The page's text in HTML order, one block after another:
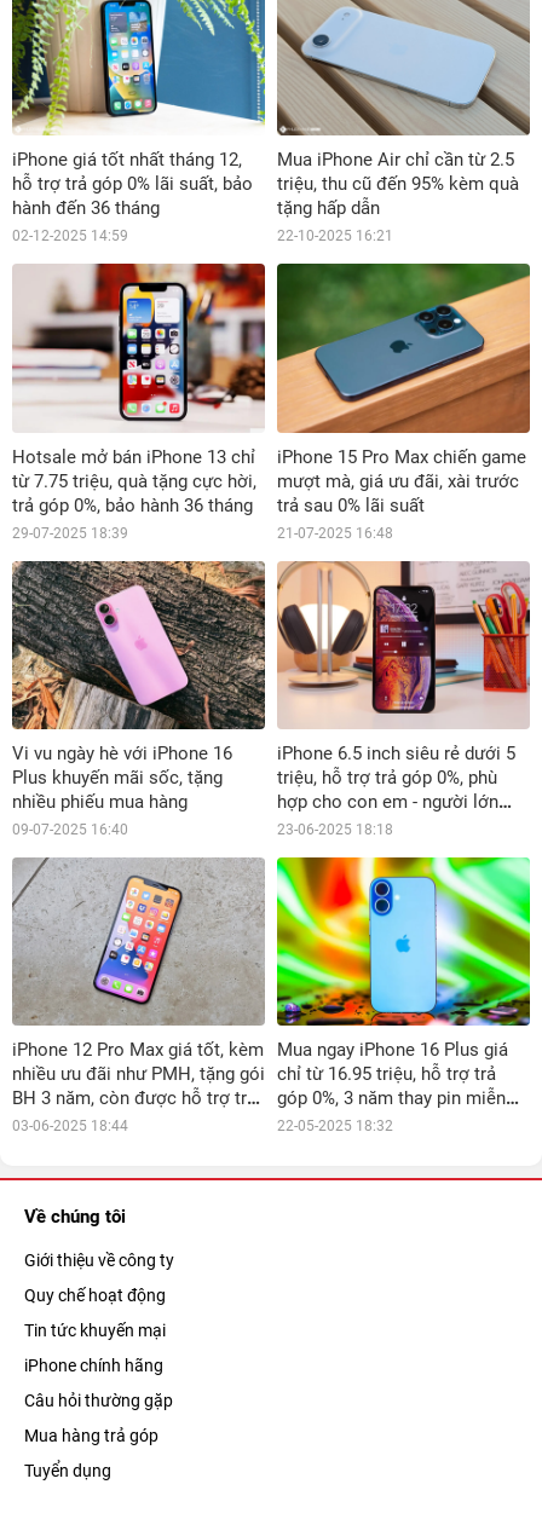
iPhone giá tốt nhất tháng 12,
hỗ trợ trả góp 0% lãi suất, bảo
hành đến 36 tháng
02-12-2025 14:59
Mua iPhone Air chỉ cần từ 2.5
triệu, thu cũ đến 95% kèm quà
tặng hấp dẫn
22-10-2025 16:21
Hotsale mở bán iPhone 13 chỉ
từ 7.75 triệu, quà tặng cực hời,
trả góp 0%, bảo hành 36 tháng
29-07-2025 18:39
iPhone 15 Pro Max chiến game
mượt mà, giá ưu đãi, xài trước
trả sau 0% lãi suất
21-07-2025 16:48
Vi vu ngày hè với iPhone 16
Plus khuyến mãi sốc, tặng
nhiều phiếu mua hàng
09-07-2025 16:40
iPhone 6.5 inch siêu rẻ dưới 5
triệu, hỗ trợ trả góp 0%, phù
hợp cho con em - người lớn
tuổi
23-06-2025 18:18
iPhone 12 Pro Max giá tốt, kèm
nhiều ưu đãi như PMH, tặng gói
BH 3 năm, còn được hỗ trợ trả
góp 0%
03-06-2025 18:44
Mua ngay iPhone 16 Plus giá
chỉ từ 16.95 triệu, hỗ trợ trả
góp 0%, 3 năm thay pin miễn
phí
22-05-2025 18:32
Về chúng tôi
Giới thiệu về công ty
Quy chế hoạt động
Tin tức khuyến mại
iPhone chính hãng
Câu hỏi thường gặp
Mua hàng trả góp
Tuyển dụng